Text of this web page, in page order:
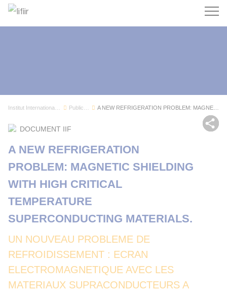
A NEW REFRIGERATION PROBLEM: MAGNETIC SHIELDING...
DOCUMENT IIF
UN NOUVEAU PROBLEME DE
REFROIDISSEMENT : ECRAN
ELECTROMAGNETIQUE AVEC LES
MATERIAUX SUPRACONDUCTEURS A
A NEW REFRIGERATION
PROBLEM: MAGNETIC SHIELDING
WITH HIGH CRITICAL
TEMPERATURE
SUPERCONDUCTING MATERIALS.